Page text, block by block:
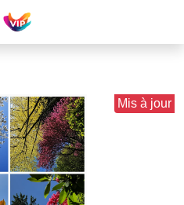
Mis à jour